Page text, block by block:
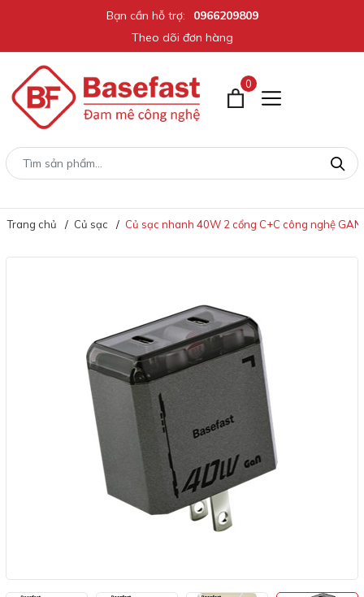
Bạn cần hỗ trợ:
0966209809
Theo dõi đơn hàng
0
Trang chủ Củ sạc Củ sạc nhanh 40W 2 cổng C+C công nghệ